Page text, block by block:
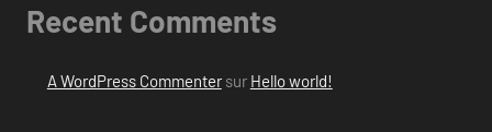
Recent Comments
A WordPress Commentersur Hello world!